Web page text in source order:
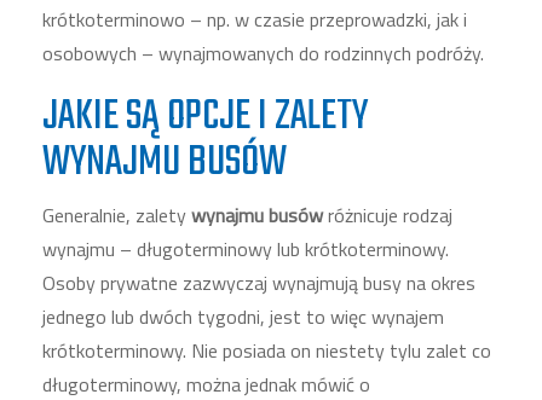
krótkoterminowo – np. w czasie przeprowadzki, jak i
osobowych – wynajmowanych do rodzinnych podróży.
JAKIE SĄ OPCJE I ZALETY
WYNAJMU BUSÓW
Generalnie, zaletywynajmu busówróżnicuje rodzaj
wynajmu – długoterminowy lub krótkoterminowy.
Osoby prywatne zazwyczaj wynajmują busy na okres
jednego lub dwóch tygodni, jest to więc wynajem
krótkoterminowy. Nie posiada on niestety tylu zalet co
długoterminowy, można jednak mówić o